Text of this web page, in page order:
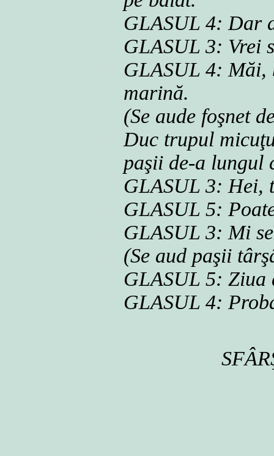
GLASUL 4: Dar
GLASUL 3: Vrei
GLASUL 4: Măi,
marină.
(Se aude foşnet
Duc trupul
paşii de-a lungul
GLASUL 3: Hei,
GLASUL 5:
GLASUL 3: Mi
(Se aud paşii
GLASUL 5:
GLASUL 4: